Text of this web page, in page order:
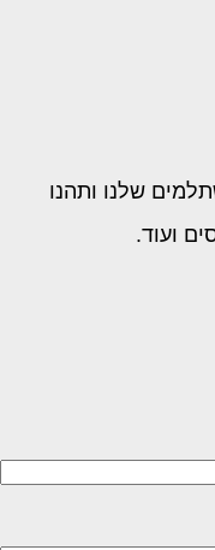
שלנו ותהנו
ועוד.